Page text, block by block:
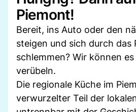
Piemont!
Bereit, ins Auto oder den
steigen und sich durch das
schlemmen? Wir können
verübeln.
Die regionale Küche im
verwurzelter Teil der